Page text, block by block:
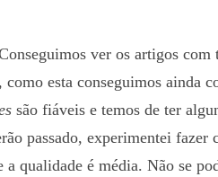
ver os artigos com
esta conseguimos ainda
são fiáveis e temos de ter
passado, experimentei fazer
qualidade é média. Não se